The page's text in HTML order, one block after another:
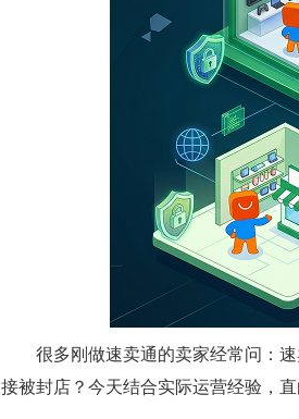
很多刚做速卖通的卖家经常问：速
接被封店？今天结合实际运营经验，